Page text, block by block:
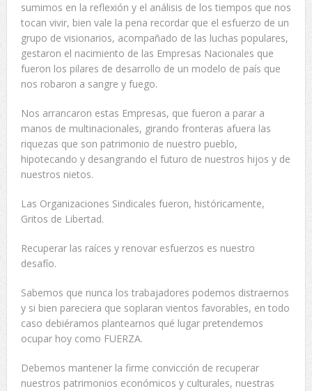
sumimos en la reflexión y el análisis de los tiempos que nos
tocan vivir, bien vale la pena recordar que el esfuerzo de un
grupo de visionarios, acompañado de las luchas populares,
gestaron el nacimiento de las Empresas Nacionales que
fueron los pilares de desarrollo de un modelo de país que
nos robaron a sangre y fuego.
Nos arrancaron estas Empresas, que fueron a parar a
manos de multinacionales, girando fronteras afuera las
riquezas que son patrimonio de nuestro pueblo,
hipotecando y desangrando el futuro de nuestros hijos y de
nuestros nietos.
Las Organizaciones Sindicales fueron, históricamente,
Gritos de Libertad.
Recuperar las raíces y renovar esfuerzos es nuestro
desafío.
Sabemos que nunca los trabajadores podemos distraernos
y si bien pareciera que soplaran vientos favorables, en todo
caso debiéramos plantearnos qué lugar pretendemos
ocupar hoy como FUERZA.
Debemos mantener la firme convicción de recuperar
nuestros patrimonios económicos y culturales, nuestras